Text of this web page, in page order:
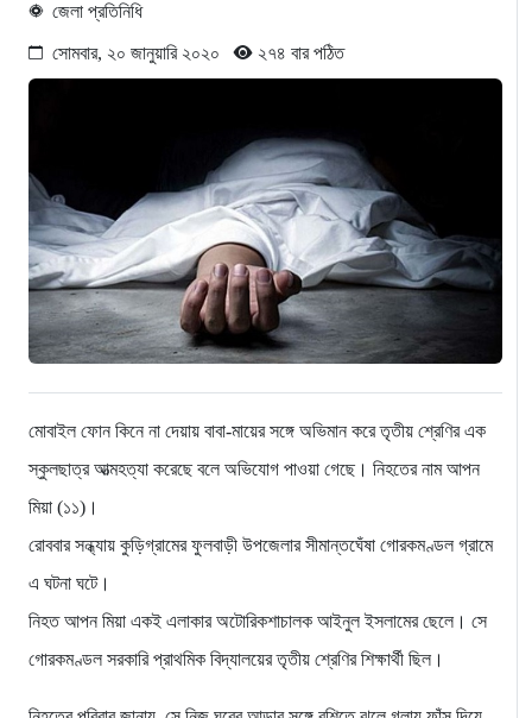
জেলা প্রতিনিধি
সোমবার, ২০ জানুয়ারি ২০২০ ২৭৪ বার পঠিত
মোবাইল ফোন কিনে না দেয়ায় বাবা-মায়ের সঙ্গে অভিমান করে তৃতীয় শ্রেণির এক
স্কুলছাত্র আত্মহত্যা করেছে বলে অভিযোগ পাওয়া গেছে। নিহতের নাম আপন
মিয়া (১১)।
রোববার সন্ধ্যায় কুড়িগ্রামের ফুলবাড়ী উপজেলার সীমান্তঘেঁষা গোরকমণ্ডল গ্রামে
এ ঘটনা ঘটে।
নিহত আপন মিয়া একই এলাকার অটোরিকশাচালক আইনুল ইসলামের ছেলে। সে
গোরকমণ্ডল সরকারি প্রাথমিক বিদ্যালয়ের তৃতীয় শ্রেণির শিক্ষার্থী ছিল।